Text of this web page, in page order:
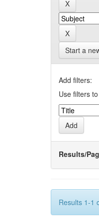
Start a
Add filters:
Use filters
Results/
Results 1-1